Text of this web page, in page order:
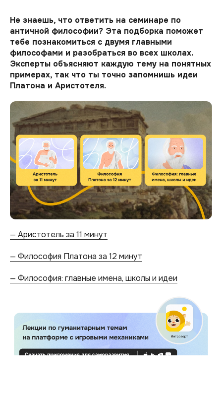
Не знаешь, что ответить на семинаре по
античной философии? Эта подборка поможет
тебе познакомиться с двумя главными
философами и разобраться во всех школах.
Эксперты объясняют каждую тему на понятных
примерах, так что ты точно запомнишь идеи
Платона и Аристотеля.
— Аристотель за 11 минут
— Философия Платона за 12 минут
— Философия: главные имена, школы и идеи